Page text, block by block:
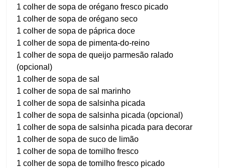
1 colher de sopa de orégano fresco picado
1 colher de sopa de orégano seco
1 colher de sopa de páprica doce
1 colher de sopa de pimenta-do-reino
1 colher de sopa de queijo parmesão ralado
(opcional)
1 colher de sopa de sal
1 colher de sopa de sal marinho
1 colher de sopa de salsinha picada
1 colher de sopa de salsinha picada (opcional)
1 colher de sopa de salsinha picada para decorar
1 colher de sopa de suco de limão
1 colher de sopa de tomilho fresco
1 colher de sopa de tomilho fresco picado